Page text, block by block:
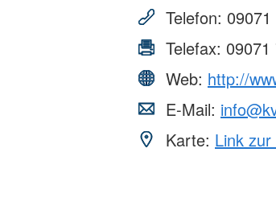
Telefon:
Telefax: 09071
Web: http://
E-Mail:
Karte: Link